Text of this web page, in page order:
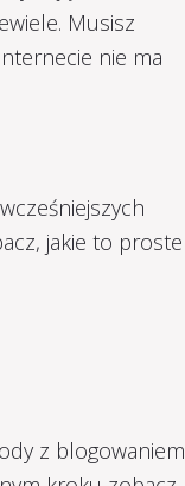
Musisz
nie ma
jakie to proste
z blogowaniem